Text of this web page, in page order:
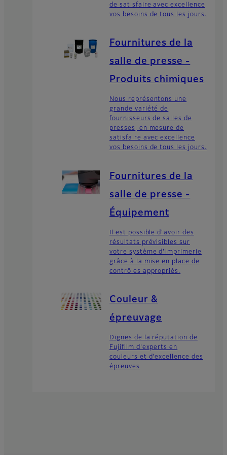
de satisfaire avec excellence
vos besoins de tous les jours.
Fournitures de la
salle de presse -
Produits chimiques
Nous représentons une
grande variété de
fournisseurs de salles de
presses, en mesure de
satisfaire avec excellence
vos besoins de tous les jours.
Fournitures de la
salle de presse -
Équipement
Il est possible d'avoir des
résultats prévisibles sur
votre système d'imprimerie
grâce à la mise en place de
contrôles appropriés.
Couleur &
épreuvage
Dignes de la réputation de
Fujifilm d'experts en
couleurs et d'excellence des
épreuves